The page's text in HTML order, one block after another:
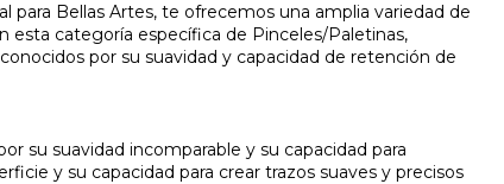
para Bellas Artes, te ofrecemos una amplia variedad de
esta categoría específica de Pinceles/Paletinas,
por su suavidad y capacidad de retención de
su suavidad incomparable y su capacidad para
y su capacidad para crear trazos suaves y precisos